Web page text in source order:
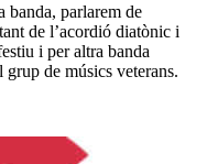
banda, parlarem de
de l’acordió diatònic i
i per altra banda
de músics veterans.